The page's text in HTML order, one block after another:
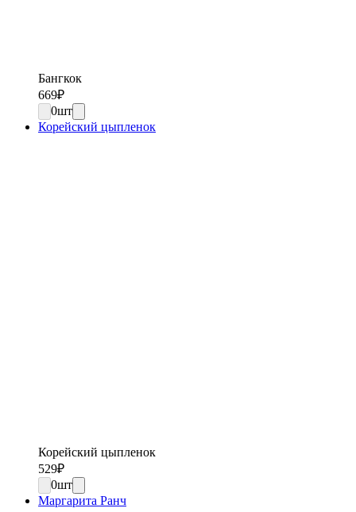
Бангкок
669₽
0шт
Корейский цыпленок
Корейский цыпленок
529₽
0шт
Маргарита Ранч